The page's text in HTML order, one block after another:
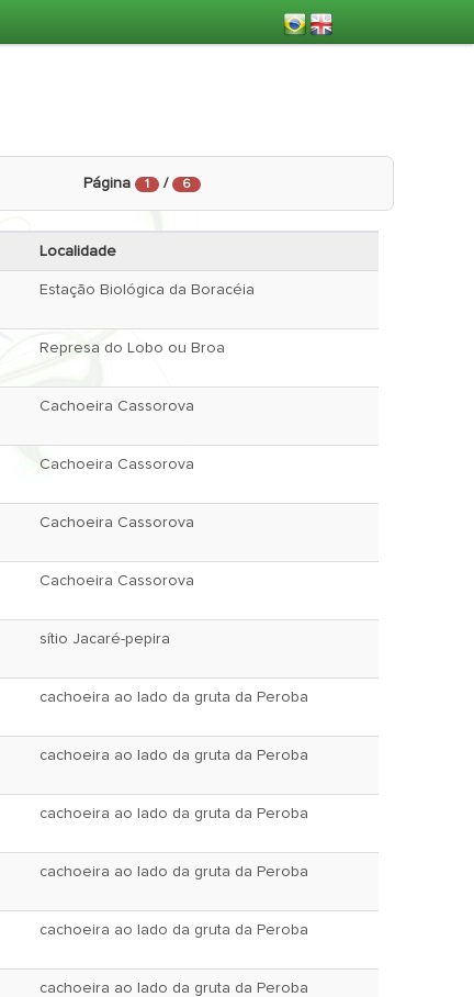
Página 1 / 6
Localidade
Estação Biológica da Boracéia
Represa do Lobo ou Broa
Cachoeira Cassorova
Cachoeira Cassorova
Cachoeira Cassorova
Cachoeira Cassorova
sítio Jacaré-pepira
cachoeira ao lado da gruta da Peroba
cachoeira ao lado da gruta da Peroba
cachoeira ao lado da gruta da Peroba
cachoeira ao lado da gruta da Peroba
cachoeira ao lado da gruta da Peroba
cachoeira ao lado da gruta da Peroba